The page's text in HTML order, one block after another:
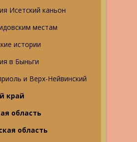
Исетский каньон
местам
истории
в Быньги
и Верх-Нейвинский
край
область
область